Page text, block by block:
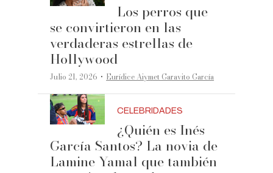
Los perros que
se convirtieron en las
verdaderas estrellas de
Hollywood
Julio 21, 2026 ·Eurídice Aiymet Garavito García
CELEBRIDADES
¿Quién es Inés
García Santos? La novia de
Lamine Yamal que también